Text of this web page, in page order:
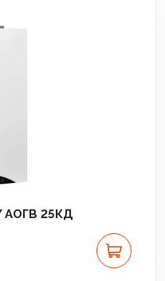
АОГВ 25КД